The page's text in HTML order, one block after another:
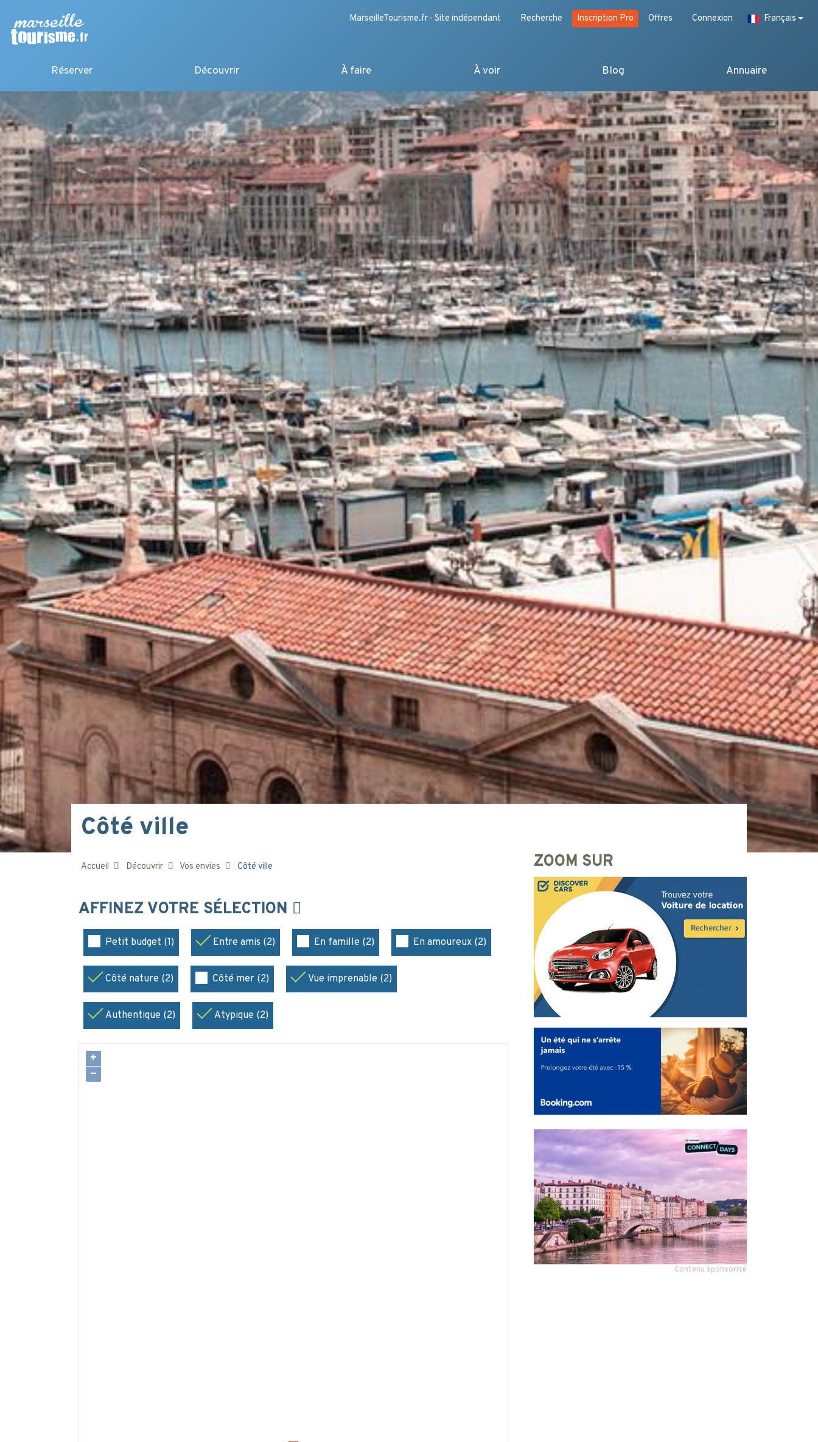
MarseilleTourisme.fr - Site indépendant Recherche Inscription Pro Offres Connexion Français
Réserver Découvrir À faire À voir Blog Annuaire
Côté ville
Accueil Découvrir Vos envies Côté ville
AFFINEZ VOTRE SÉLECTION
Petit budget (1) Entre amis (2) En famille (2) En amoureux (2)
Côté nature (2) Côté mer (2) Vue imprenable (2)
Authentique (2) Atypique (2)
+
−
ZOOM SUR
Contenu sponsorisé